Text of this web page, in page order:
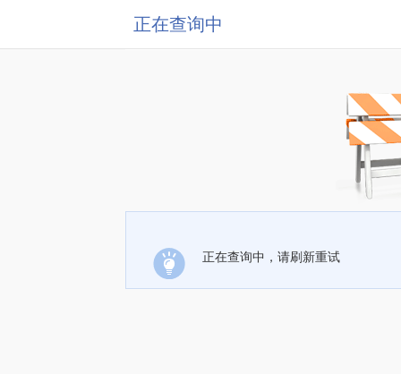
正在查询中
正在查询中，请刷新重试